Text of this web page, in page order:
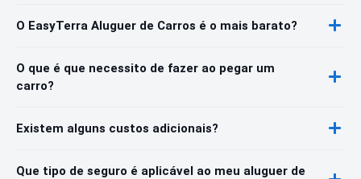
O EasyTerra Aluguer de Carros é o mais barato?
O que é que necessito de fazer ao pegar um
carro?
Existem alguns custos adicionais?
Que tipo de seguro é aplicável ao meu aluguer de